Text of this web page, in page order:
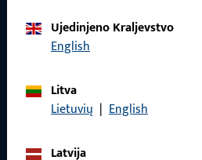
Obratite nam se
Ujedinjeno Kraljevstvo
English
Litva
Lietuvių | English
Latvija